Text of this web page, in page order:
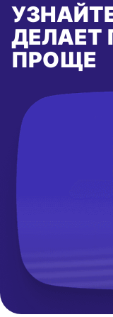
ДЕЛАЕТ
ПРОЩЕ